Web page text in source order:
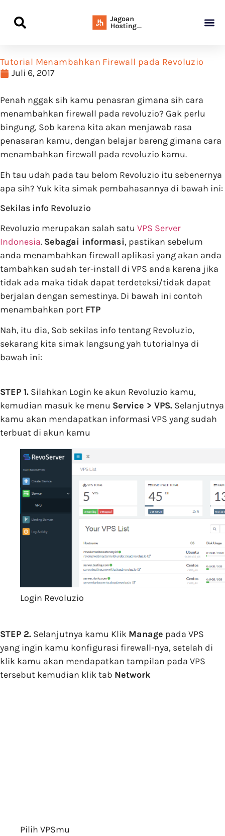
Tutorial Menambahkan Firewall pada Revoluzio
Juli 6, 2017
Penah nggak sih kamu penasran gimana sih cara
menambahkan firewall pada revoluzio? Gak perlu
bingung, Sob karena kita akan menjawab rasa
penasaran kamu, dengan belajar bareng gimana cara
menambahkan firewall pada revoluzio kamu.
Eh tau udah pada tau belom Revoluzio itu sebenernya
apa sih? Yuk kita simak pembahasannya di bawah ini:
Sekilas info Revoluzio
Revoluzio merupakan salah satu VPS Server
Indonesia. Sebagai informasi, pastikan sebelum
anda menambahkan firewall aplikasi yang akan anda
tambahkan sudah ter-install di VPS anda karena jika
tidak ada maka tidak dapat terdeteksi/tidak dapat
berjalan dengan semestinya. Di bawah ini contoh
menambahkan port FTP
Nah, itu dia, Sob sekilas info tentang Revoluzio,
sekarang kita simak langsung yah tutorialnya di
bawah ini:
STEP 1. Silahkan Login ke akun Revoluzio kamu,
kemudian masuk ke menu Service > VPS. Selanjutnya
kamu akan mendapatkan informasi VPS yang sudah
terbuat di akun kamu
Login Revoluzio
STEP 2. Selanjutnya kamu Klik Manage pada VPS
yang ingin kamu konfigurasi firewall-nya, setelah di
klik kamu akan mendapatkan tampilan pada VPS
tersebut kemudian klik tab Network
Pilih VPSmu